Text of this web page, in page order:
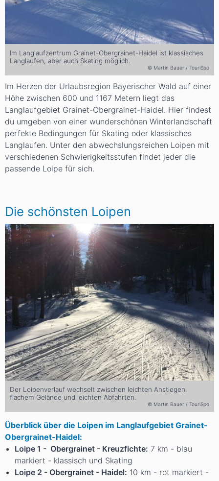
Im Langlaufzentrum Grainet-Obergrainet-Haidel ist klassisches
Langlaufen, aber auch Skating möglich.
© Martin Bauer / TouriSpo
Im Herzen der Urlaubsregion Bayerischer Wald auf einer
Höhe zwischen 600 und 1167 Metern liegt das
Langlaufgebiet Grainet-Obergrainet-Haidel. Hier findest
du umgeben von einer wunderschönen Winterlandschaft
perfekte Bedingungen für Skating oder klassisches
Langlaufen. Unter den abwechslungsreichen Loipen mit
verschiedenen Schwierigkeitsstufen findet jeder die
passende Loipe für sich.
Die schönsten Loipen
Der Loipenverlauf wechselt zwischen leichten Anstiegen,
flachem Gelände und leichten Abfahrten.
© Martin Bauer / TouriSpo
Überblick über die Loipen im Langlaufgebiet Grainet-
Obergrainet-Haidel:
Loipe 1 - Obergrainet - Kreuzfichte: 7 km - blau
markiert - klassisch und Skating
Loipe 2 - Obergrainet - Haidel: 10 km - rot markiert -